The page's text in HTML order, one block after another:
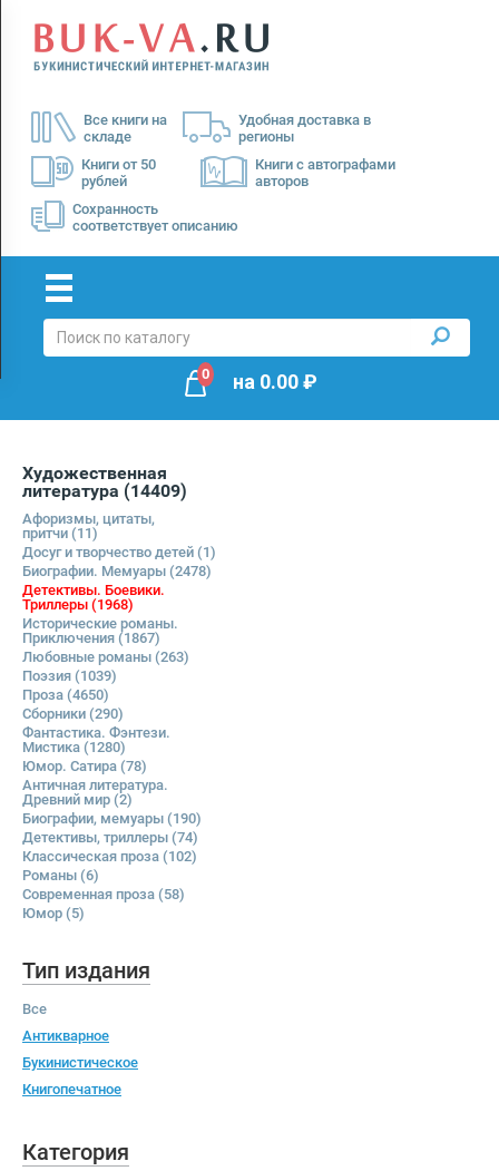
Все книги на
складе
Удобная доставка в
регионы
Книги от 50
рублей
Книги с автографами
авторов
Сохранность
соответствует описанию
Menu
Доставка
Оплата
0 на 0.00₽
Художественная
литература (14409)
Афоризмы, цитаты,
притчи (11)
Досуг и творчество детей (1)
Биографии. Мемуары (2478)
Детективы. Боевики.
Триллеры (1968)
Исторические романы.
Приключения (1867)
Любовные романы (263)
Поэзия (1039)
Проза (4650)
Сборники (290)
Фантастика. Фэнтези.
Мистика (1280)
Юмор. Сатира (78)
Античная литература.
Древний мир (2)
Биографии, мемуары (190)
Детективы, триллеры (74)
Классическая проза (102)
Романы (6)
Современная проза (58)
Юмор (5)
Тип издания
Все
Антикварное
Букинистическое
Книгопечатное
Категория